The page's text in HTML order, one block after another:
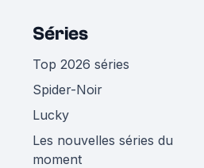
Séries
Top 2026 séries
Spider-Noir
Lucky
Les nouvelles séries du
moment